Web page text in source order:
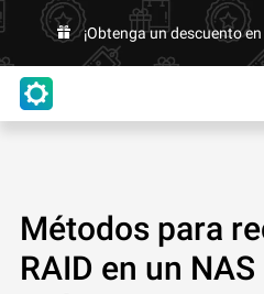
¡Obtenga un descuento
Métodos para
RAID en un